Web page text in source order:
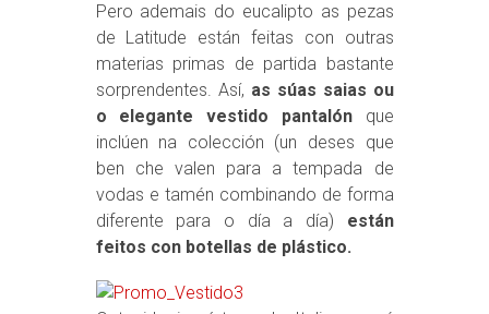
Pero ademais do eucalipto as pezas
de Latitude están feitas con outras
materias primas de partida bastante
sorprendentes. Así, as súas saias ou
o elegante vestido pantalónque
inclúen na colección (un deses que
ben che valen para a tempada de
vodas e tamén combinando de forma
diferente para o día a día) están
feitos con botellas de plástico.